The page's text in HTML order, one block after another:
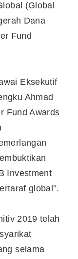
(Global
Dana
Fund
Eksekutif
Ahmad
Fund Awards
Investment
global”.
2019 telah
selama